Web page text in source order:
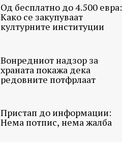
Од бесплатно до 4.500 евра:
Како се закупуваат
културните институции
Вонредниот надзор за
храната покажа дека
редовните потфрлаат
Пристап до информации:
Нема потпис, нема жалба